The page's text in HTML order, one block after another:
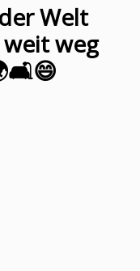
Welt
weg